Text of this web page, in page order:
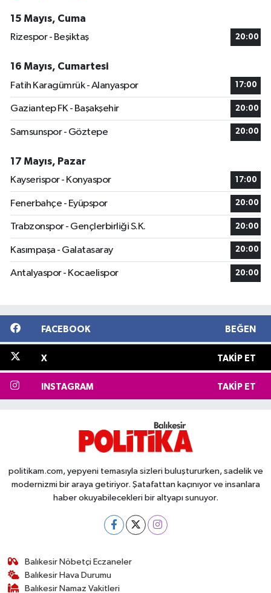
15 Mayıs, Cuma
Rizespor - Beşiktaş
20:00
16 Mayıs, Cumartesi
Fatih Karagümrük - Alanyaspor
17:00
Gaziantep FK - Başakşehir 20:00
Samsunspor - Göztepe 20:00
17 Mayıs, Pazar
Kayserispor - Konyaspor
17:00
Fenerbahçe - Eyüpspor 20:00
Trabzonspor - Gençlerbirliği S.K. 20:00
Kasımpaşa - Galatasaray 20:00
Antalyaspor - Kocaelispor 20:00
FACEBOOK BEĞEN
X TAKIP ET
INSTAGRAM TAKIP ET
politikam.com, yepyeni temasıyla sizleri buluştururken, sadelik ve
modernizmi bir araya getiriyor. Şatafattan kaçınıyor ve insanlara
haber okuyabilecekleri bir altyapı sunuyor.
Balıkesir Nöbetçi Eczaneler
Balıkesir Hava Durumu
Balıkesir Namaz Vakitleri